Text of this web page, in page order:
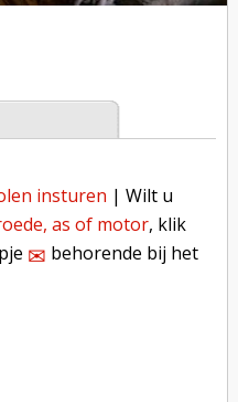
insturen | Wilt u
as of motor, klik
✉︎ behorende bij het